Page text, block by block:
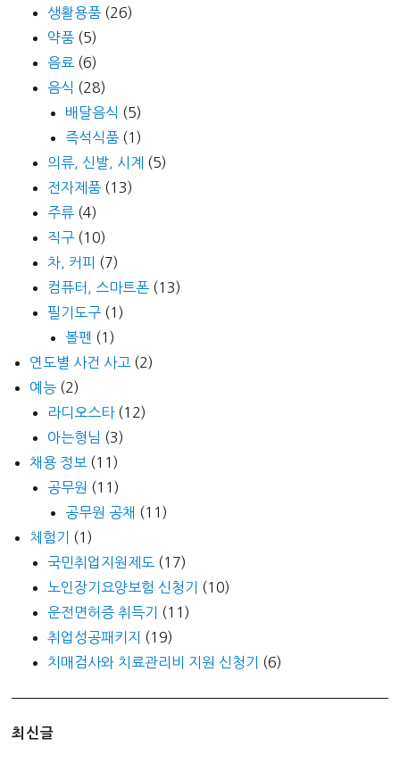
생활용품 (26)
약품 (5)
음료 (6)
음식 (28)
배달음식 (5)
즉석식품 (1)
의류, 신발, 시계
(5)
전자제품 (13)
주류 (4)
직구 (10)
차, 커피 (7)
컴퓨터, 스마트폰 (13)
필기도구 (1)
볼펜 (1)
연도별 사건 사고 (2)
예능 (2)
라디오스타(12)
아는형님 (3)
채용 정보 (11)
공무원 (11)
공무원 공채 (11)
체험기
(1)
국민취업지원제도 (17)
노인장기요양보험 신청기
(10)
운전면허증 취득기
(11)
취업성공패키지
(19)
치매검사와 치료관리비 지원 신청기
(6)
최신글